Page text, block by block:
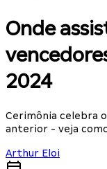
Onde
2024
Cerimônia celebra
anterior - veja
Arthur Eloi